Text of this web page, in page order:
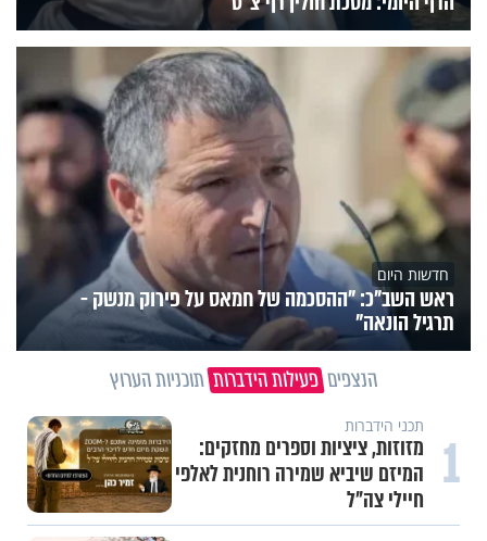
חדשות היום
ראש השב"כ: "ההסכמה של חמאס על פירוק מנשק -
תרגיל הונאה"
הנצפים פעילות הידברות תוכניות הערוץ
1 תכני הידברות
מזוזות, ציציות וספרים מחזקים:
המיזם שיביא שמירה רוחנית לאלפי
חיילי צה"ל